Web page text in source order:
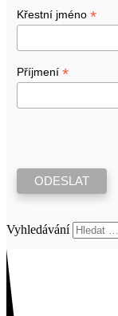
Křestní jméno *
Příjmení *
Vyhledávání